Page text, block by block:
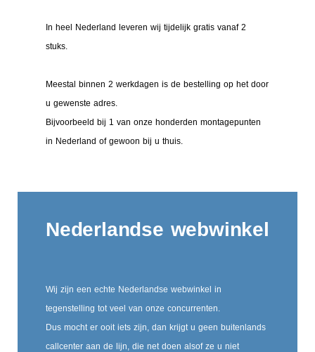
In heel Nederland leveren wij tijdelijk gratis vanaf 2
stuks.
Meestal binnen 2 werkdagen is de bestelling op het door
u gewenste adres.
Bijvoorbeeld bij 1 van onze honderden montagepunten
in Nederland of gewoon bij u thuis.
Nederlandse webwinkel
Wij zijn een echte Nederlandse webwinkel in
tegenstelling tot veel van onze concurrenten.
Dus mocht er ooit iets zijn, dan krijgt u geen buitenlands
callcenter aan de lijn, die net doen alsof ze u niet